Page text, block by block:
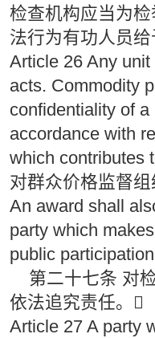
检查机构应当为
法行为有功人员
Article 26 Any
acts. Commodity
confidentiality of
accordance with
which contributes
对群众价格监督
An award shall
party which
public
第二十七条 对
依法追究责任。
Article 27 A party